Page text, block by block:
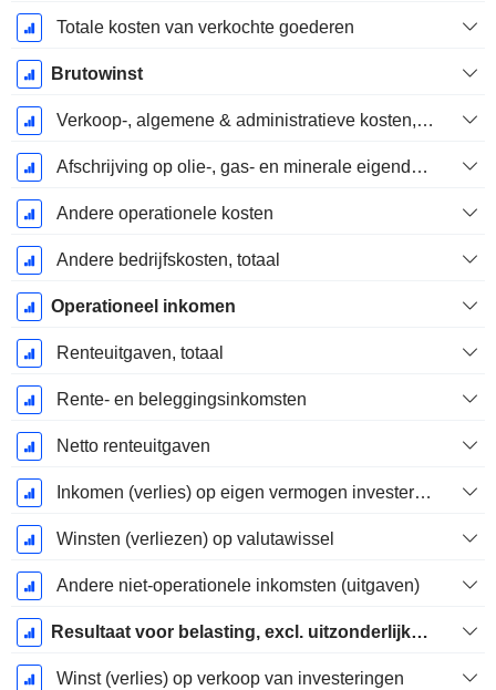
Totale kosten van verkochte goederen
Brutowinst
Verkoop-, algemene & administratieve kosten, totaal
Afschrijving op olie-, gas- en minerale eigendommen - (w&v)
Andere operationele kosten
Andere bedrijfskosten, totaal
Operationeel inkomen
Renteuitgaven, totaal
Rente- en beleggingsinkomsten
Netto renteuitgaven
Inkomen (verlies) op eigen vermogen investering.
Winsten (verliezen) op valutawissel
Andere niet-operationele inkomsten (uitgaven)
Resultaat voor belasting, excl. uitzonderlijke posten
Winst (verlies) op verkoop van investeringen